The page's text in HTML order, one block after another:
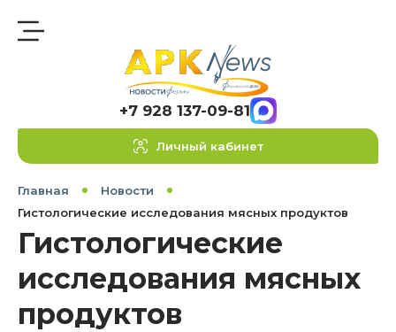
+7 928 137-09-81
Личный кабинет
Главная
Новости
Гистологические исследования мясных продуктов
Гистологические
исследования мясных
продуктов